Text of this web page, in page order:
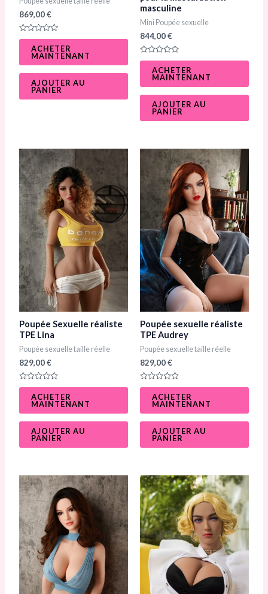
869,00€
N
0
s
ACHETER
MAINTENANT
AJOUTER AU
PANIER
masculine
Mini Poupée sexuelle
844,00€
N
0
s
ACHETER
MAINTENANT
AJOUTER AU
PANIER
Poupée Sexuelle réaliste
TPE Lina
Poupée sexuelle taille réelle
829,00€
N
0
s
ACHETER
MAINTENANT
AJOUTER AU
PANIER
Poupée sexuelle réaliste
TPE Audrey​
Poupée sexuelle taille réelle
829,00€
N
0
s
ACHETER
MAINTENANT
AJOUTER AU
PANIER